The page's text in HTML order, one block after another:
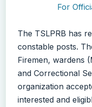
For
The TSLPRB has
constable posts.
Firemen, wardens
and Correctional
organization
interested and